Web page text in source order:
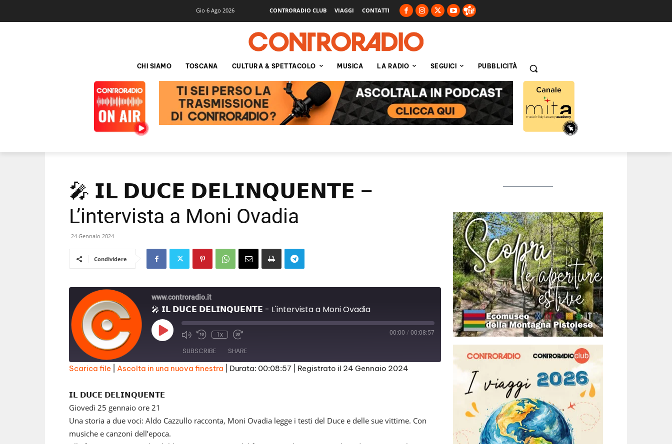
Gio 6 Ago 2026 CONTRORADIO CLUB VIAGGI CONTATTI
CHI SIAMO TOSCANA CULTURA & SPETTACOLO MUSICA LA RADIO SEGUICI PUBBLICITÀ
🎤 𝗜𝗟 𝗗𝗨𝗖𝗘 𝗗𝗘𝗟𝗜𝗡𝗤𝗨𝗘𝗡𝗧𝗘 –
L’intervista a Moni Ovadia
24 Gennaio 2024
Condividere
www.controradio.it
🎤 𝗜𝗟 𝗗𝗨𝗖𝗘 𝗗𝗘𝗟𝗜𝗡𝗤𝗨𝗘𝗡𝗧𝗘 - L'intervista a Moni Ovadia
Play
Episode
1x 00:00 / 00:08:57
SUBSCRIBE SHARE
RSS FEED
LINK
EMBED
Scarica file Ascolta in una nuova finestra Durata: 00:08:57 Registrato il 24 Gennaio 2024
𝗜𝗟 𝗗𝗨𝗖𝗘 𝗗𝗘𝗟𝗜𝗡𝗤𝗨𝗘𝗡𝗧𝗘
Giovedì 25 gennaio ore 21
Una storia a due voci: Aldo Cazzullo racconta, Moni Ovadia legge i testi del Duce e delle sue vittime. Con
musiche e canzoni dell’epoca.